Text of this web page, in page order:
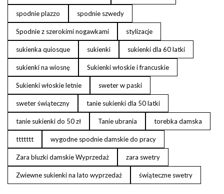
spodnie plazzo spodnie szwedy
Spodnie z szerokimi nogawkami stylizacje
sukienka quiosque sukienki sukienki dla 60 latki
sukienki na wiosnę Sukienki włoskie i francuskie
Sukienki włoskie letnie sweter w paski
sweter świąteczny tanie sukienki dla 50 latki
tanie sukienki do 50 zł Tanie ubrania torebka damska
ttttttt wygodne spodnie damskie do pracy
Zara bluzki damskie Wyprzedaż zara swetry
Zwiewne sukienki na lato wyprzedaż świąteczne swetry